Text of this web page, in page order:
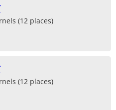
(12 places)
(12 places)